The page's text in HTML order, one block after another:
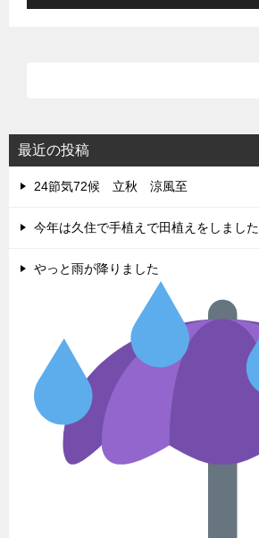
最近の投稿
24節気72候 立秋 涼風至
今年は久住で手植えで田植えをしました
やっと雨が降りました